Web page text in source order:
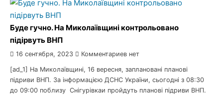
Буде гучно. На Миколаївщині контрольовано
підірвуть ВНП
16 сентября, 2023 Комментариев нет
[ad_1] На Миколаївщині, 16 вересня, заплановані планові
підриви ВНП. За інформацією ДСНС України, сьогодні з 08:30
до 09:00 поблизу Снігурівкаи пройдуть планові підриви ВНП.